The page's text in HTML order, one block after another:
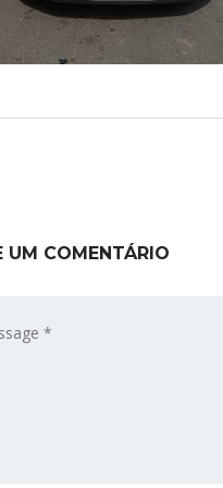
UM COMENTÁRIO